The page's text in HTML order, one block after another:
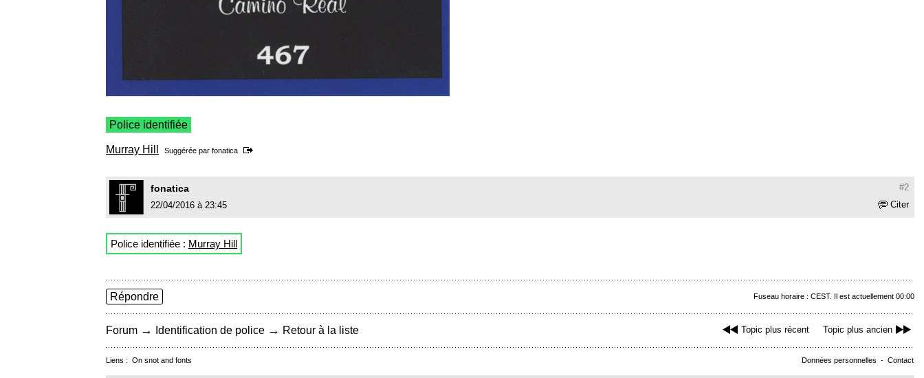
Police identifiée
Murray Hill Suggérée par fonatica
#2
fonatica
Citer
22/04/2016 à 23:45
Police identifiée : Murray Hill
Fuseau horaire : CEST. Il est actuellement 00:00
Répondre
Topic plus récent Topic plus ancien
Forum → Identification de police → Retour à la liste
Données personnelles - Contact
Liens : On snot and fonts